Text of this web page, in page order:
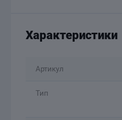
Характеристики
Артикул
Тип